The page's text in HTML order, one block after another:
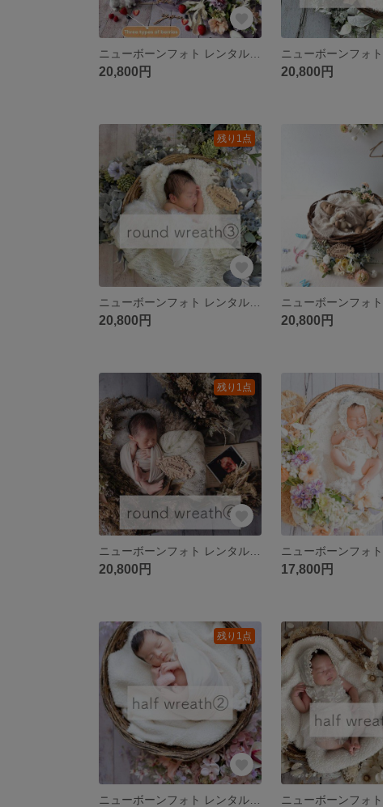
20,800円 20,800円
残り1点
20,800円 20,800円
残り1点
20,800円 17,800円
残り1点